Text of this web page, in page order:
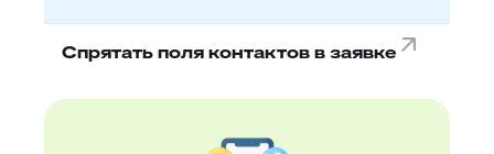
Спрятать поля контактов в заявке